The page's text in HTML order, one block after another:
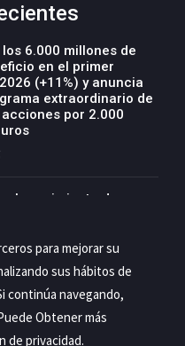
los 6.000 millones de
en el primer
(+11%) y anuncia
extraordinario de
por 2.000
el crecimiento de su
presente en siete
para mejorar su
sus hábitos de
continúa navegando,
Obtener más
de privacidad.